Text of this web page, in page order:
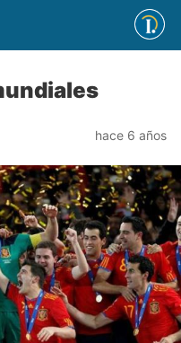
hace 6 años